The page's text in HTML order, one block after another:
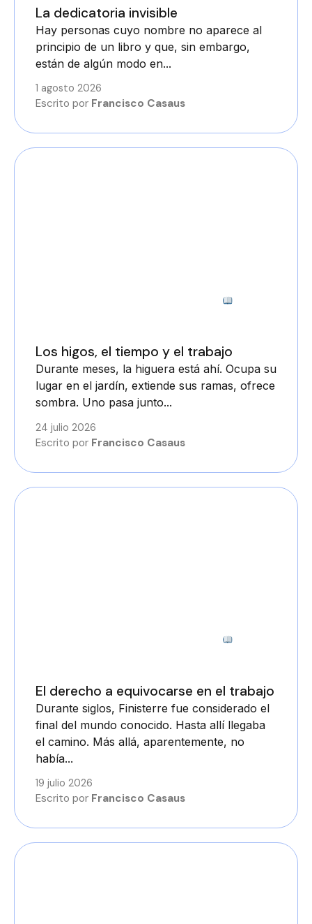
La dedicatoria invisible
Hay personas cuyo nombre no aparece al
principio de un libro y que, sin embargo,
están de algún modo en...
1 agosto 2026
Escrito por Francisco Casaus
Los higos, el tiempo y el trabajo
Durante meses, la higuera está ahí. Ocupa su
lugar en el jardín, extiende sus ramas, ofrece
sombra. Uno pasa junto...
24 julio 2026
Escrito por Francisco Casaus
El derecho a equivocarse en el trabajo
Durante siglos, Finisterre fue considerado el
final del mundo conocido. Hasta allí llegaba
el camino. Más allá, aparentemente, no
había...
19 julio 2026
Escrito por Francisco Casaus